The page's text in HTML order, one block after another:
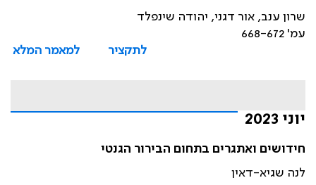
שרון ענב, אור דגני, יהודה שינפלד
עמ' 668-672
לתקציר
למאמר המלא
יוני 2023
חידושים ואתגרים בתחום הבירור הגנטי
לנה שגיא-דאין